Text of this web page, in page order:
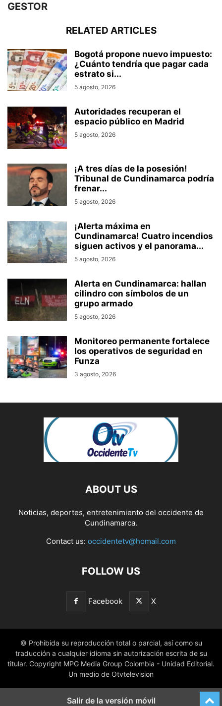
GESTOR
RELATED ARTICLES
Bogotá propone nuevo impuesto:
¿Cuánto tendría que pagar cada
estrato si...
5 agosto, 2026
Autoridades recuperan el
espacio público en Madrid
5 agosto, 2026
¡A tres días de la posesión!
Tribunal de Cundinamarca podría
frenar...
5 agosto, 2026
¡Alerta máxima en
Cundinamarca! Cuatro incendios
siguen activos y el panorama...
5 agosto, 2026
Alerta en Cundinamarca: hallan
cilindro con símbolos de un
grupo armado
5 agosto, 2026
Monitoreo permanente fortalece
los operativos de seguridad en
Funza
3 agosto, 2026
ABOUT US
Noticias, deportes, entretenimiento del occidente de
Cundinamarca.
Contact us: occidentetv@homail.com
FOLLOW US
Facebook X
© Prohibida su reproducción total o parcial, así como su
traducción a cualquier idioma sin autorización escrita de su
titular. Copyright MPG Media Group Colombia - Unidad Editorial.
Un medio de Otvtelevision
Salir de la versión móvil